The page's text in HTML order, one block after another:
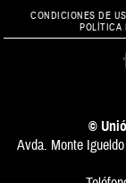
CONDICIONES DE
POLÍTICA
©
Avda. Monte